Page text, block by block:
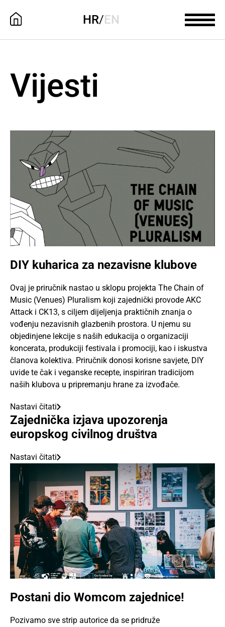
HR/EN
Vijesti
DIY kuharica za nezavisne klubove
Ovaj je priručnik nastao u sklopu projekta The Chain of
Music (Venues) Pluralism koji zajednički provode AKC
Attack i CK13, s ciljem dijeljenja praktičnih znanja o
vođenju nezavisnih glazbenih prostora. U njemu su
objedinjene lekcije s naših edukacija o organizaciji
koncerata, produkciji festivala i promociji, kao i iskustva
članova kolektiva. Priručnik donosi korisne savjete, DIY
uvide te čak i veganske recepte, inspiriran tradicijom
naših klubova u pripremanju hrane za izvođače.
Nastavi čitati
Zajednička izjava upozorenja
europskog civilnog društva
Nastavi čitati
Postani dio Womcom zajednice!
Pozivamo sve strip autorice da se pridruže